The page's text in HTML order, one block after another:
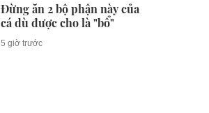
Đừng ăn 2 bộ phận này của
cá dù được cho là "bổ"
5 giờ trước